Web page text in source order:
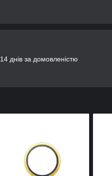
днів за домовленістю